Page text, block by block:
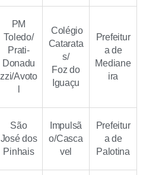
PM
Toledo/
Prati-
Donadu
zzi/Avoto
Colégio
Catarata
s/
Foz do
Iguaçu
Prefeitur
a de
Mediane
ira
São
José dos
Pinhais
Impulsã
o/Casca
vel
Prefeitur
a de
Palotina